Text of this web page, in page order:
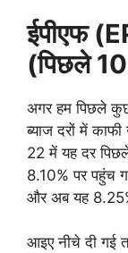
ईपीएफ
(पिछले 10
अगर हम पिछले
ब्याज दरों में
22 में यह दर
8.10% पर पहुंच
और अब यह
आइए नीचे दी गई